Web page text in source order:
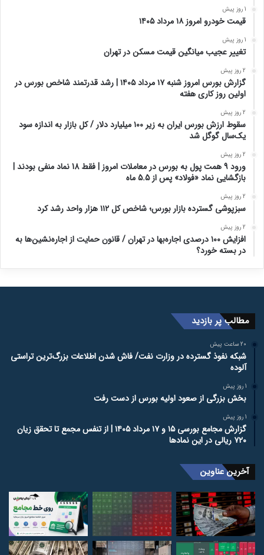
1 روز پیش
قیمت خودرو امروز ۱۸ مرداد ۱۴۰۵
1 روز پیش
تغییر عجیب میانگین قیمت مسکن در تهران
2 روز پیش
گزارش بورس امروز شنبه ۱۷ مرداد ۱۴۰۵ | رشد قدرتمند شاخص بورس در
اولین روز کاری هفته
2 روز پیش
سقوط ارزش بورس ایران به زیر ۱۰۰ میلیارد دلار / کل بازار به اندازه سود
یک‌سال گوگل شد
2 روز پیش
ورود 9 همت پول به بورس در معاملات امروز | فقط 18 نماد منفی بودند |
بازگشایی نماد «فولاد» پس از 5.5 ماه
2 روز پیش
سبزپوشی گسترده بازار بورس؛ شاخص کل ۱۱۲ هزار واحد رشد کرد
2 روز پیش
افزایش ۱۰۰ درصدی اجاره‌بها در تهران / قانون حمایت از اجاره‌نشین‌ها به
در بسته خورد؟
مطالب پر بازدید
20 ساعت پیش
شبکه نفوذ گسترده در وزارت نفت/ فاش شدن اطلاعات بزرگ‌ترین تراستی‌
آلوده
1 روز پیش
بخش بزرگی از صعود اولیه بورس از دست رفت
1 روز پیش
گزارش مجامع بورسی ۱۵ و ۱۷ مرداد ۱۴۰۵ | از تنفس مجمع تا تحقق زیان
۷۲۰ ریالی در این نماد‌ها
آخرین عناوین